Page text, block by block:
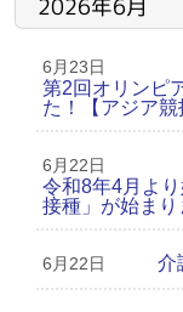
6月23日
第2回オリンピ
た！【アジア競
6月22日
令和8年4月よ
接種」が始まり
6月22日 介